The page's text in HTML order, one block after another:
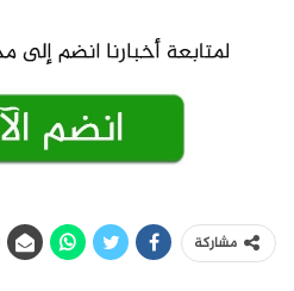
مشاركة